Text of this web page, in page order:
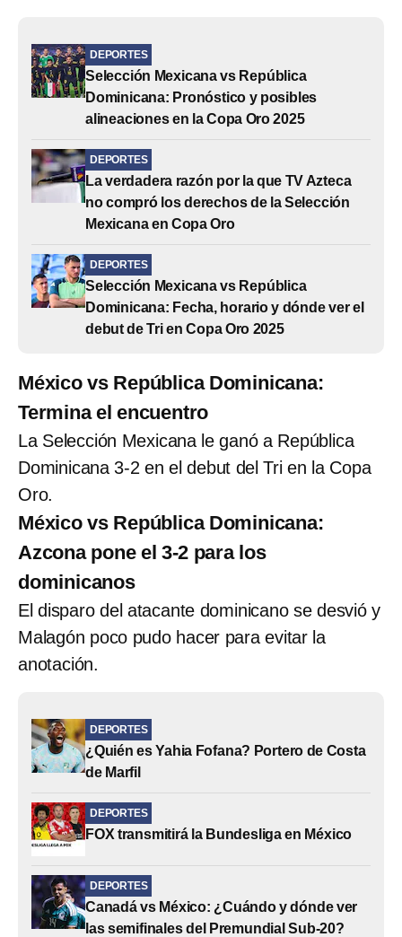
DEPORTES
Selección Mexicana vs República
Dominicana: Pronóstico y posibles
alineaciones en la Copa Oro 2025
DEPORTES
La verdadera razón por la que TV Azteca
no compró los derechos de la Selección
Mexicana en Copa Oro
DEPORTES
Selección Mexicana vs República
Dominicana: Fecha, horario y dónde ver el
debut de Tri en Copa Oro 2025
México vs República Dominicana:
Termina el encuentro
La Selección Mexicana le ganó a República
Dominicana 3-2 en el debut del Tri en la Copa
Oro.
México vs República Dominicana:
Azcona pone el 3-2 para los
dominicanos
El disparo del atacante dominicano se desvió y
Malagón poco pudo hacer para evitar la
anotación.
DEPORTES
¿Quién es Yahia Fofana? Portero de Costa
de Marfil
DEPORTES
FOX transmitirá la Bundesliga en México
DEPORTES
Canadá vs México: ¿Cuándo y dónde ver
las semifinales del Premundial Sub-20?